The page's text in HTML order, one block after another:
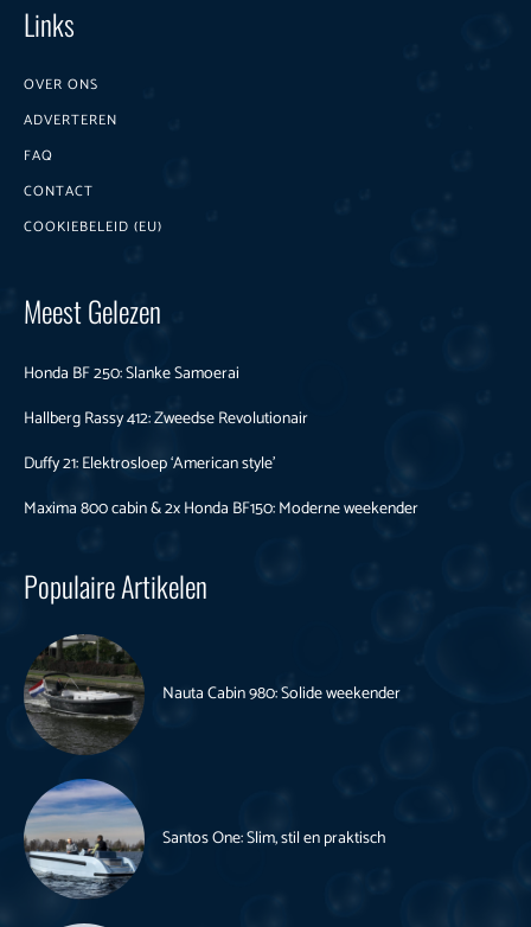
Links
OVER ONS
ADVERTEREN
FAQ
CONTACT
COOKIEBELEID (EU)
Meest Gelezen
Honda BF 250: Slanke Samoerai
Hallberg Rassy 412: Zweedse Revolutionair
Duffy 21: Elektrosloep ‘American style’
Maxima 800 cabin & 2x Honda BF150: Moderne weekender
Populaire Artikelen
Nauta Cabin 980: Solide weekender
Santos One: Slim, stil en praktisch